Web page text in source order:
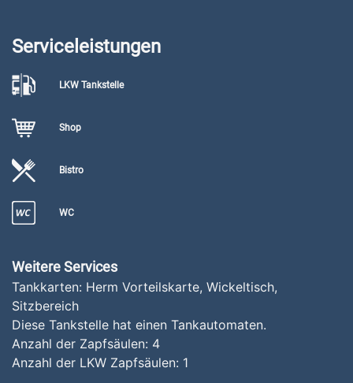
Serviceleistungen
LKW Tankstelle
Shop
Bistro
WC
Weitere Services
Tankkarten: Herm Vorteilskarte, Wickeltisch,
Sitzbereich
Diese Tankstelle hat einen Tankautomaten.
Anzahl der Zapfsäulen: 4
Anzahl der LKW Zapfsäulen: 1